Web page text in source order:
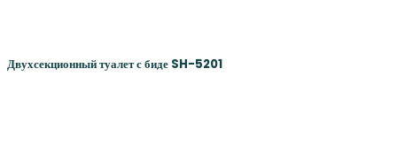
Двухсекционный туалет с биде SH-5201